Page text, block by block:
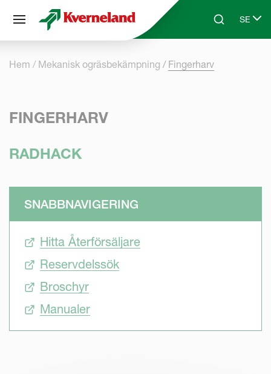
Skip to main contentSearchSE
Select
Hem Mekanisk ogräsbekämpning Fingerharv
FINGERHARV
RADHACK
SNABBNAVIGERING
Hitta Återförsäljare
Reservdelssök
Broschyr
Manualer
Cookie- hanteringspanel